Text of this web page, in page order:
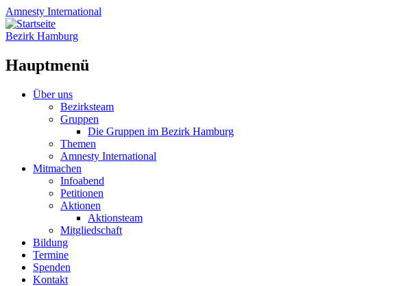
Amnesty International
Bezirk Hamburg
Hauptmenü
Zum
Über uns
Bezirksteam
Gruppen
Die Gruppen im Bezirk Hamburg
Themen
Amnesty International
Mitmachen
Infoabend
Petitionen
Aktionen
Aktionsteam
Mitgliedschaft
Bildung
Termine
Spenden
Kontakt